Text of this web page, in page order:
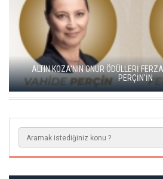
GO TÜRKİYE MİNİ DİZİLERİNİN YENİ
OLDU